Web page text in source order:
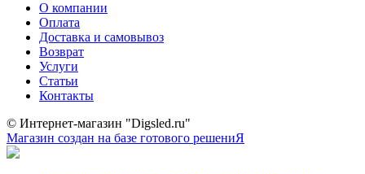
О компании
Оплата
Доставка и самовывоз
Возврат
Услуги
Статьи
Контакты
© Интернет-магазин "Digsled.ru"
Магазин создан на базе готового решениЯ